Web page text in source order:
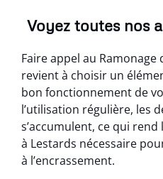
Voyez toutes nos
Faire appel au
revient à choisir un
bon fonctionnement de
l’utilisation régulière, les
s’accumulent, ce qui
à Lestards nécessaire
à l’encrassement.